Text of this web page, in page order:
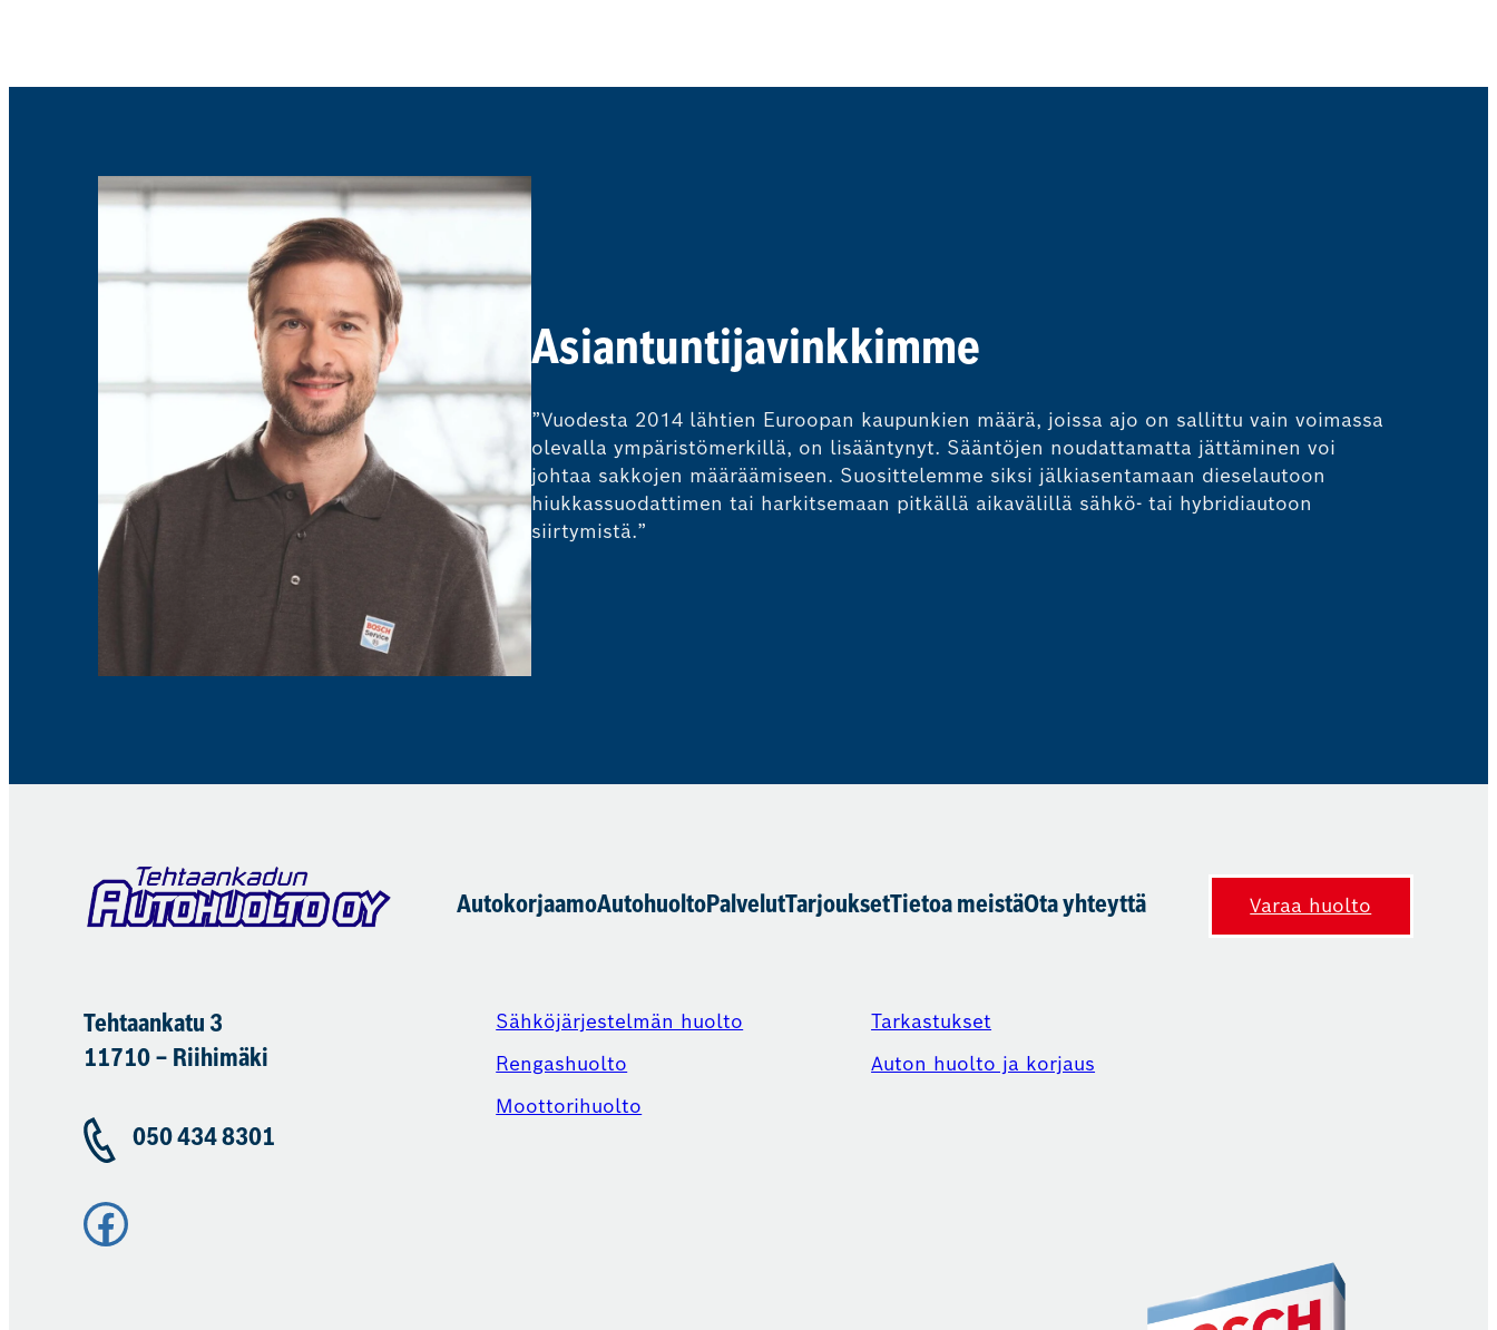
Asiantuntijavinkkimme
”Vuodesta 2014 lähtien Euroopan kaupunkien määrä, joissa ajo on sallittu vain voimassa
olevalla ympäristömerkillä, on lisääntynyt. Sääntöjen noudattamatta jättäminen voi
johtaa sakkojen määräämiseen. Suosittelemme siksi jälkiasentamaan dieselautoon
hiukkassuodattimen tai harkitsemaan pitkällä aikavälillä sähkö- tai hybridiautoon
siirtymistä.”
AutokorjaamoAutohuoltoPalvelutTarjouksetTietoa meistäOta yhteyttä Varaa huolto
Tehtaankatu 3
11710 – Riihimäki
050 434 8301
Facebook
Sähköjärjestelmän huolto
Rengashuolto
Moottorihuolto
Tarkastukset
Auton huolto ja korjaus